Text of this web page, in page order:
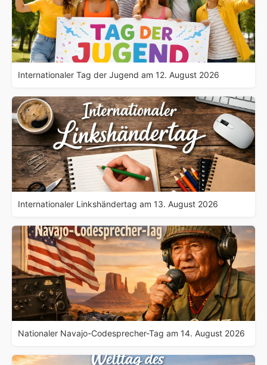
Internationaler Tag der Jugend am 12. August 2026
Internationaler Linkshändertag am 13. August 2026
Nationaler Navajo-Codesprecher-Tag am 14. August 2026